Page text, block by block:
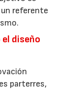
referente
diseño
parterres,